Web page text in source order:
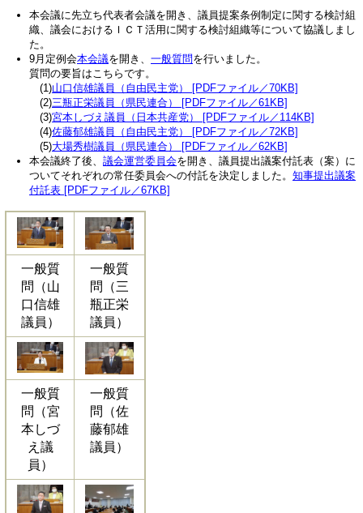
本会議に先立ち代表者会議を開き、議員提案条例制定に関する検討組
織、議会におけるＩＣＴ活用に関する検討組織等について協議しまし
た。
9月定例会本会議を開き、 一般質問を行いました。
質問の要旨はこちらです。
(1)山口信雄議員（自由民主党） [PDFファイル／70KB]
(2)三瓶正栄議員（県民連合） [PDFファイル／61KB]
(3)宮本しづえ議員（日本共産党） [PDFファイル／114KB]
(4)佐藤郁雄議員（自由民主党） [PDFファイル／72KB]
(5)大場秀樹議員（県民連合） [PDFファイル／62KB]
本会議終了後、 議会運営委員会を開き、議員提出議案付託表（案）に
ついてそれぞれの常任委員会への付託を決定しました。 知事提出議案
付託表 [PDFファイル／67KB]
一般質
問（山
口信雄
議員）
一般質
問（三
瓶正栄
議員）
一般質
問（宮
本しづ
え議
員）
一般質
問（佐
藤郁雄
議員）